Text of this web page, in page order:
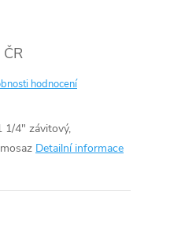
hodnocení
1/4" závitový,
Detailní informace